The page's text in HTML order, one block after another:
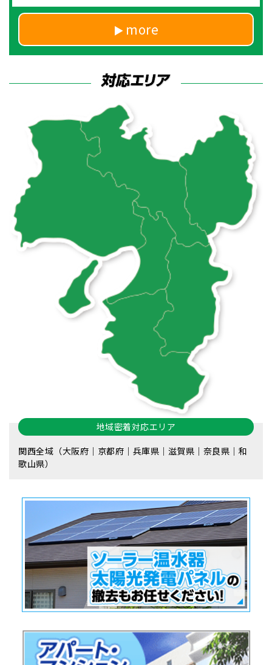
more
地域密着対応エリア
関西全域（大阪府｜京都府｜兵庫県｜滋賀県｜奈良県｜和
歌山県）